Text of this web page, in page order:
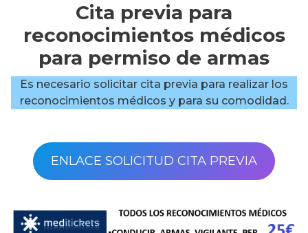
Cita previa para
reconocimientos médicos
para permiso de armas
Es necesario solicitar cita previa para realizar los
reconocimientos médicos y para su comodidad.
ENLACE SOLICITUD CITA PREVIA